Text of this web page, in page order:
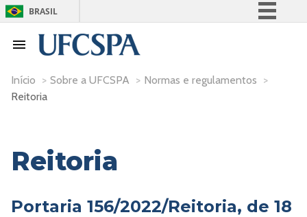
BRASIL
Participe
Início > Sobre a UFCSPA > Normas e regulamentos >
Reitoria
Reitoria
Portaria 156/2022/Reitoria, de 18